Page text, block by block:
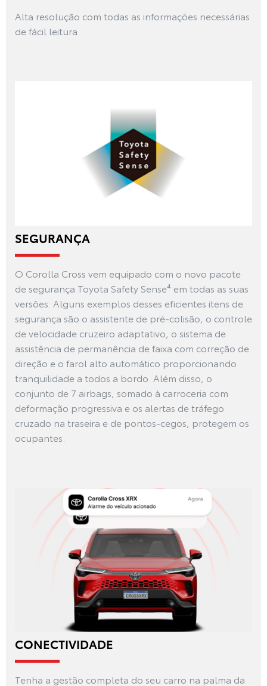
Alta resolução com todas as informações necessárias
de fácil leitura.
SEGURANÇA
O Corolla Cross vem equipado com o novo pacote
de segurança Toyota Safety Sense⁴ em todas as suas
versões. Alguns exemplos desses eficientes itens de
segurança são o assistente de pré-colisão, o controle
de velocidade cruzeiro adaptativo, o sistema de
assistência de permanência de faixa com correção de
direção e o farol alto automático proporcionando
tranquilidade a todos a bordo. Além disso, o
conjunto de 7 airbags, somado à carroceria com
deformação progressiva e os alertas de tráfego
cruzado na traseira e de pontos-cegos, protegem os
ocupantes.
CONECTIVIDADE
Tenha a gestão completa do seu carro na palma da